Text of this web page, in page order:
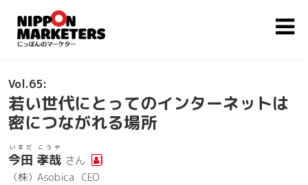
65
若い世代にとってのインターネットは
密につながれる場所
今田 孝哉
いまだ こうや
さん
（株）Asobica CEO